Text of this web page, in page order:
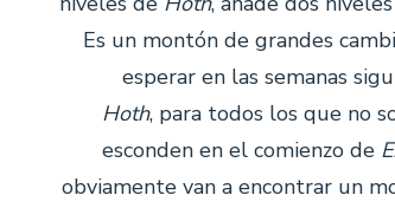
Es un montón de grandes
esperar en las semanas
Hoth, para todos los que no
esconden en el comienzo de
obviamente van a encontrar un